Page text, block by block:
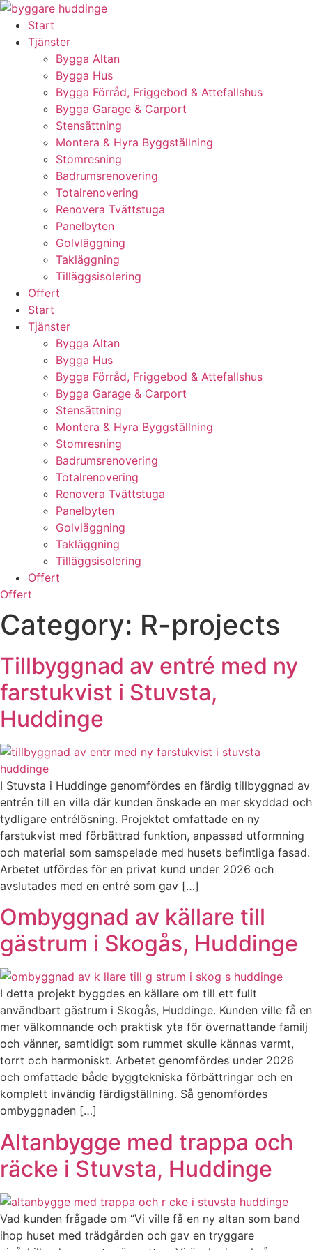
Skip
content
Start
Tjänster
Bygga Altan
Bygga Hus
Bygga Förråd, Friggebod & Attefallshus
Bygga Garage & Carport
Stensättning
Montera & Hyra Byggställning
Stomresning
Badrumsrenovering
Totalrenovering
Renovera Tvättstuga
Panelbyten
Golvläggning
Takläggning
Tilläggsisolering
Offert
Start
Tjänster
Bygga Altan
Bygga Hus
Bygga Förråd, Friggebod & Attefallshus
Bygga Garage & Carport
Stensättning
Montera & Hyra Byggställning
Stomresning
Badrumsrenovering
Totalrenovering
Renovera Tvättstuga
Panelbyten
Golvläggning
Takläggning
Tilläggsisolering
Offert
Offert
Category: R-projects
Tillbyggnad av entré med ny
farstukvist i Stuvsta,
Huddinge
I Stuvsta i Huddinge genomfördes en färdig tillbyggnad av
entrén till en villa där kunden önskade en mer skyddad och
tydligare entrélösning. Projektet omfattade en ny
farstukvist med förbättrad funktion, anpassad utformning
och material som samspelade med husets befintliga fasad.
Arbetet utfördes för en privat kund under 2026 och
avslutades med en entré som gav […]
Ombyggnad av källare till
gästrum i Skogås, Huddinge
I detta projekt byggdes en källare om till ett fullt
användbart gästrum i Skogås, Huddinge. Kunden ville få en
mer välkomnande och praktisk yta för övernattande familj
och vänner, samtidigt som rummet skulle kännas varmt,
torrt och harmoniskt. Arbetet genomfördes under 2026
och omfattade både byggtekniska förbättringar och en
komplett invändig färdigställning. Så genomfördes
ombyggnaden […]
Altanbygge med trappa och
räcke i Stuvsta, Huddinge
Vad kunden frågade om “Vi ville få en ny altan som band
ihop huset med trädgården och gav en tryggare